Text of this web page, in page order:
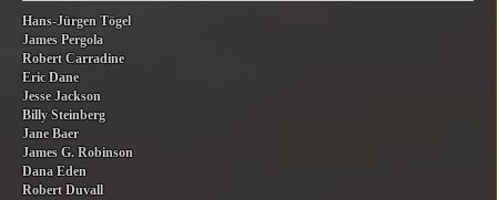
Hans-Jürgen Tögel
James Pergola
Robert Carradine
Eric Dane
Jesse Jackson
Billy Steinberg
Jane Baer
James G. Robinson
Dana Eden
Robert Duvall